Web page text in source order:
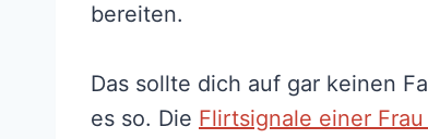
bereiten.
Das sollte dich auf gar keinen
es so. Die Flirtsignale einer